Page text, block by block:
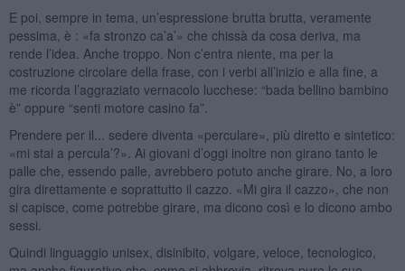
E poi, sempre in tema, un’espressione brutta brutta, veramente
pessima, è : «fa stronzo ca’a’» che chissà da cosa deriva, ma
rende l’idea. Anche troppo. Non c’entra niente, ma per la
costruzione circolare della frase, con i verbi all’inizio e alla fine, a
me ricorda l’aggraziato vernacolo lucchese: “bada bellino bambino
è” oppure “senti motore casino fa”.
Prendere per il... sedere diventa «perculare», più diretto e sintetico:
«mi stai a percula’?». Ai giovani d’oggi inoltre non girano tanto le
palle che, essendo palle, avrebbero potuto anche girare. No, a loro
gira direttamente e soprattutto il cazzo. «Mi gira il cazzo», che non
si capisce, come potrebbe girare, ma dicono così e lo dicono ambo
sessi.
Quindi linguaggio unisex, disinibito, volgare, veloce, tecnologico,